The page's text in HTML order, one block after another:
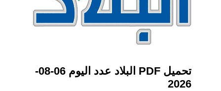
تحميل PDF البلاد عدد اليوم 06-08-
2026